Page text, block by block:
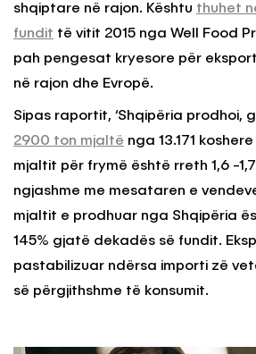
shqiptare në rajon. Kështu thuhet
fundit të vitit 2015 nga Well Food
pah pengesat kryesore për
në rajon dhe Evropë.
Sipas raportit, ‘Shqipëria prodhoi,
2900 ton mjaltë nga 13.171
mjaltit për frymë është rreth 1,6 -
ngjashme me mesataren e
mjaltit e prodhuar nga Shqipëria
145% gjatë dekadës së fundit.
pastabilizuar ndërsa importi zë
së përgjithshme të konsumit.